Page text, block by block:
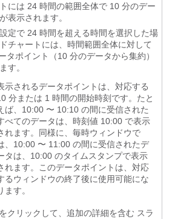
には 24 時間の範囲全体で 10 分のデー
表示されます。
定で 24 時間を超える時間を選択した場
チャートには、時間範囲全体に対して
タポイント（10 分のデータから集約）
す。
示されるデータポイントは、対応する
分または 1 時間の開始時刻です。たと
ば、10:00 〜 10:10 の間に受信された
べてのデータは、時刻値 10:00 で表示
れます。同様に、毎時ウィンドウで
、10:00 〜 11:00 の間に受信されたデ
タは、10:00 のタイムスタンプで表示
れます。このデータポイントは、対応
るウィンドウの終了後に使用可能にな
ます。
クリックして、追加の詳細を含む スラ